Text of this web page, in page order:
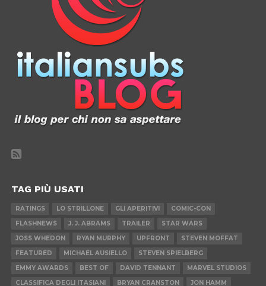
TAG PIÙ USATI
RATINGS LO STRILLONE GLI APERITIVI
COMIC-CON
FLASHNEWS
J. J. ABRAMS TRAILER
STAR WARS
JOSS WHEDON
RYAN MURPHY UPFRONT
STEVEN MOFFAT
FEATURED
MICHAEL AUSIELLO
STEVEN SPIELBERG
EMMY AWARDS
BEST OF DAVID TENNANT
MARVEL STUDIOS
CLASSIFICA DEGLI ITASIANI
BRYAN CRANSTON
JON HAMM